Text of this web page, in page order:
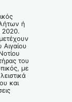
ή
2020.
Αιγαίου
του
με
και